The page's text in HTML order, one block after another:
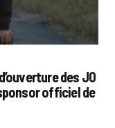
des JO
officiel de